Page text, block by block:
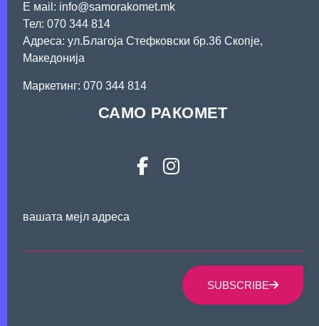
Е мail: info@samorakomet.mk
Тел: 070 344 814
Адреса: ул.Благоја Стефковски бр.36 Скопје,
Македонија
Mаркетинг: 070 344 814
САМО РАКОМЕТ
вашата мејл адреса
SUBSCRIBE